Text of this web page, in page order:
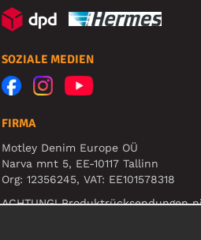
SOZIALE MEDIEN
FIRMA
Motley Denim Europe OÜ
Narva mnt 5, EE-10117 Tallinn
Org: 12356245, VAT: EE101578318
ACHTUNG! Produktrücksendungen